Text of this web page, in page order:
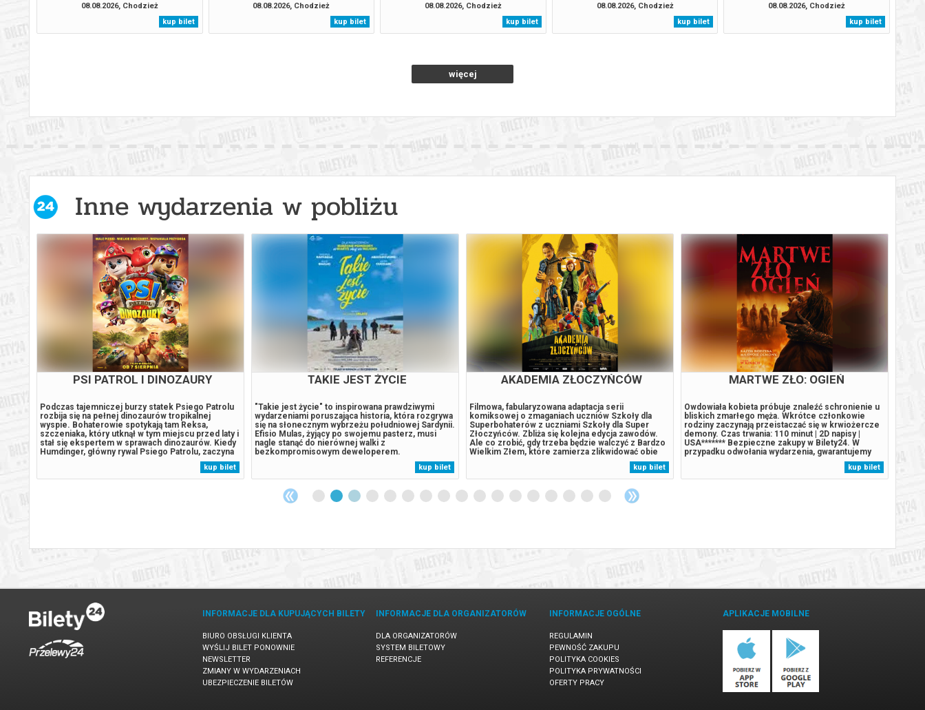
08.08.2026, Chodzież
kup bilet
08.08.2026, Chodzież
kup bilet
08.08.2026, Chodzież
kup bilet
08.08.2026, Chodzież
kup bilet
08.08.2026, Chodzież
kup bilet
więcej
Inne wydarzenia w pobliżu
PSI PATROL I DINOZAURY
Podczas tajemniczej burzy statek Psiego Patrolu
rozbija się na pełnej dinozaurów tropikalnej
wyspie. Bohaterowie spotykają tam Reksa,
szczeniaka, który utknął w tym miejscu przed laty i
stał się ekspertem w sprawach dinozaurów. Kiedy
Humdinger, główny rywal Psiego Patrolu, zaczyna
lekkomyślnie eksploatować zasoby naturalne
wyspy, doprowadza do wybuchu ogromnego,
uśpionego od lat wulkanu. Psi Patrol...
kup bilet
TAKIE JEST ŻYCIE
"Takie jest życie" to inspirowana prawdziwymi
wydarzeniami poruszająca historia, która rozgrywa
się na słonecznym wybrzeżu południowej Sardynii.
Efisio Mulas, żyjący po swojemu pasterz, musi
nagle stanąć do nierównej walki z
bezkompromisowym deweloperem.
Niespodziewany najeźdźca chce zamienić jego
dom i ziemię w luksusowy kurort. Gdy w grę
wchodzą milionowe oferty oraz nowe miejsca
pracy dla lokalnej...
kup bilet
AKADEMIA ZŁOCZYŃCÓW
Filmowa, fabularyzowana adaptacja serii
komiksowej o zmaganiach uczniów Szkoły dla
Superbohaterów z uczniami Szkoły dla Super
Złoczyńców. Zbliża się kolejna edycja zawodów.
Ale co zrobić, gdy trzeba będzie walczyć z Bardzo
Wielkim Złem, które zamierza zlikwidować obie
szkoły i przejąć kontrolę nad światem? Cała
nadzieja w niej – Królowej Złoczyńców. To ona
musi stoczyć pojedynek, od którego zależy...
kup bilet
MARTWE ZŁO: OGIEŃ
Owdowiała kobieta próbuje znaleźć schronienie u
bliskich zmarłego męża. Wkrótce członkowie
rodziny zaczynają przeistaczać się w krwiożercze
demony. Czas trwania: 110 minut | 2D napisy |
USA******* Bezpieczne zakupy w Bilety24. W
przypadku odwołania wydarzenia, gwarantujemy
automatyczny zwrot środków potwierdzony
komunikatem wysyłanym na adres e-mail, podany
podczas zakupu.
kup bilet
INFORMACJE DLA KUPUJĄCYCH BILETY
BIURO OBSŁUGI KLIENTA
WYŚLIJ BILET PONOWNIE
NEWSLETTER
ZMIANY W WYDARZENIACH
UBEZPIECZENIE BILETÓW
INFORMACJE DLA ORGANIZATORÓW
DLA ORGANIZATORÓW
SYSTEM BILETOWY
REFERENCJE
INFORMACJE OGÓLNE
REGULAMIN
PEWNOŚĆ ZAKUPU
POLITYKA COOKIES
POLITYKA PRYWATNOŚCI
OFERTY PRACY
APLIKACJE MOBILNE